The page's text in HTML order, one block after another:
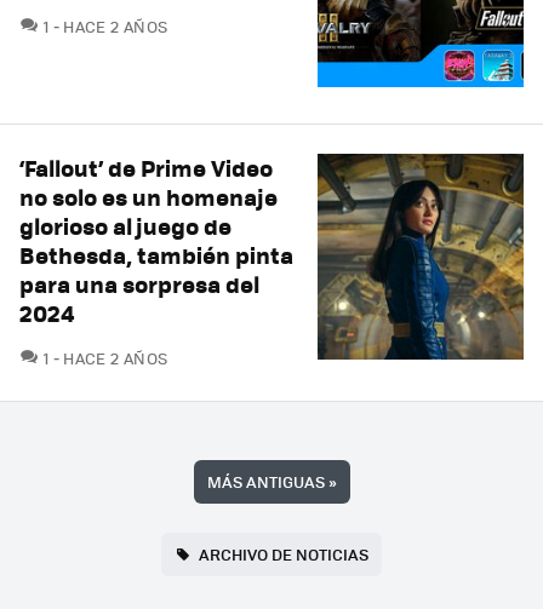
1 COMENTARIOS
HACE 2 AÑOS
‘Fallout’ de Prime Video
no solo es un homenaje
glorioso al juego de
Bethesda, también pinta
para una sorpresa del
2024
1 COMENTARIOS
HACE 2 AÑOS
MÁS ANTIGUAS»
ARCHIVO DE NOTICIAS